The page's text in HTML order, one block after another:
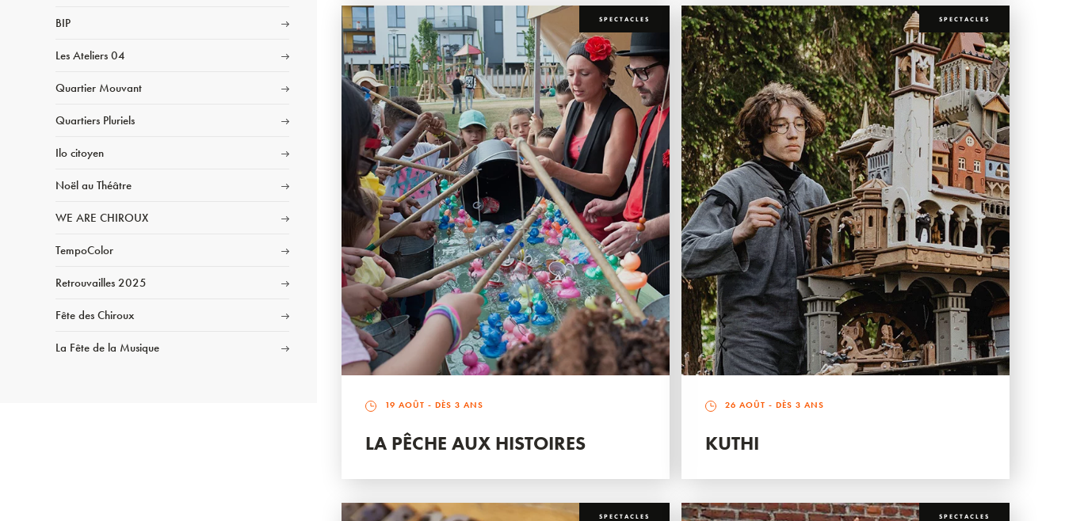
BIP
Les Ateliers 04
Quartier Mouvant
Quartiers Pluriels
Ilo citoyen
Noël au Théâtre
WE ARE CHIROUX
TempoColor
Retrouvailles 2025
Fête des Chiroux
La Fête de la Musique
SPECTACLES
19 AOÛT - DÈS 3 ANS
LA PÊCHE AUX HISTOIRES
SPECTACLES
26 AOÛT - DÈS 3 ANS
KUTHI
SPECTACLES SPECTACLES